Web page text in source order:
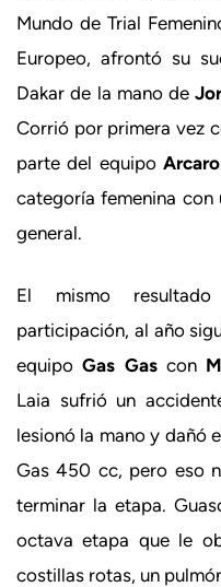
Mundo de Trial
Europeo, afrontó su
Dakar de la mano de
Corrió por primera vez
parte del equipo
categoría femenina con
general.
El mismo
participación, al año
equipoGas Gascon
Laia sufrió un
lesionó la mano y dañó
Gas 450 cc, pero eso
terminar la etapa.
octava etapa que le
costillas rotas, un